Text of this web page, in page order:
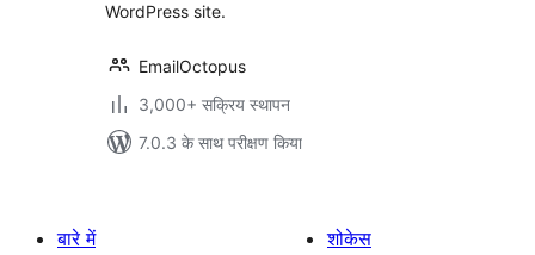
WordPress site.
EmailOctopus
3,000+ सक्रिय स्थापन
7.0.3 के साथ परीक्षण किया
बारे में
शोकेस